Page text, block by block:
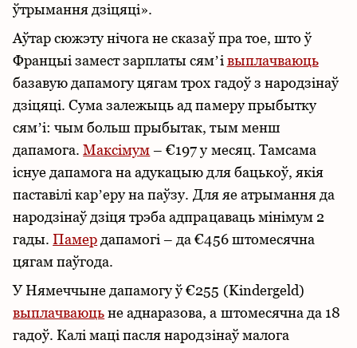
ўтрымання дзіцяці».
Аўтар сюжэту нічога не сказаў пра тое, што ў
Францыі замест зарплаты сямʼі выплачваюць
базавую дапамогу цягам трох гадоў з народзінаў
дзіцяці. Сума залежыць ад памеру прыбытку
сямʼі: чым больш прыбытак, тым менш
дапамога.Максімум– €197 у месяц. Тамсама
існуе дапамога на адукацыю для бацькоў, якія
паставілі карʼеру на паўзу. Для яе атрымання да
народзінаў дзіця трэба адпрацаваць мінімум 2
гады.Памер дапамогі – да €456 штомесячна
цягам паўгода.
У Нямеччыне дапамогу ў €255 (Kindergeld)
выплачваюцьне аднаразова, а штомесячна да 18
гадоў. Калі маці пасля народзінаў малога